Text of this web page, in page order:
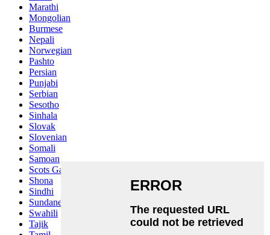
Marathi
Mongolian
Burmese
Nepali
Norwegian
Pashto
Persian
Punjabi
Serbian
Sesotho
Sinhala
Slovak
Slovenian
Somali
Samoan
Scots Gaelic
Shona
Sindhi
Sundanese
Swahili
Tajik